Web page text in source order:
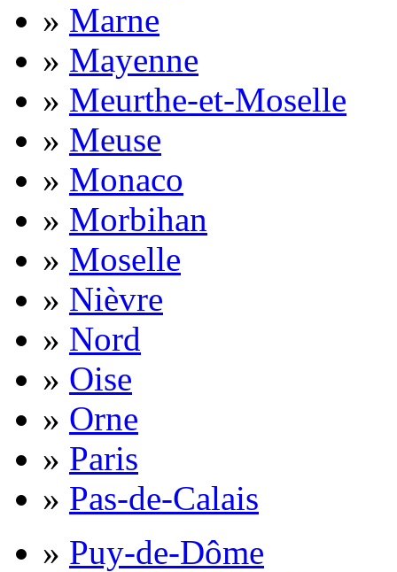
» Marne
» Mayenne
» Meurthe-et-Moselle
» Meuse
» Monaco
» Morbihan
» Moselle
» Nièvre
» Nord
» Oise
» Orne
» Paris
» Pas-de-Calais
» Puy-de-Dôme